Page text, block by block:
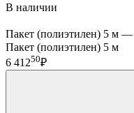
В наличии
Пакет (полиэтилен) 5 м —
Пакет (полиэтилен) 5 м
6 41250₽